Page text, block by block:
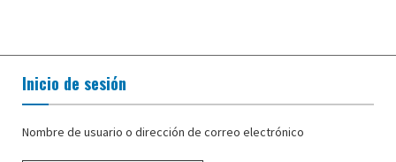
Inicio de sesión
Nombre de usuario o dirección de correo electrónico